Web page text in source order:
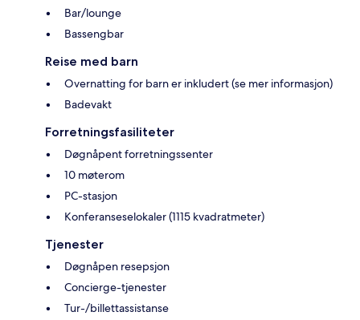
Bar/lounge
Bassengbar
Reise med barn
Overnatting for barn er inkludert (se mer informasjon)
Badevakt
Forretningsfasiliteter
Døgnåpent forretningssenter
10 møterom
PC-stasjon
Konferanseselokaler (1115 kvadratmeter)
Tjenester
Døgnåpen resepsjon
Concierge-tjenester
Tur-/billettassistanse